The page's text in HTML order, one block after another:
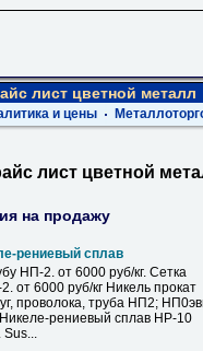
лист цветной металл
и цены
лист цветной
на продажу
рениевый сплав
НП-2. от 6000 руб/кг. Сетка
от 6000 руб/кг Никель прокат
проволока, труба НП2;
Никеле-рениевый сплав НР-10
Sus...